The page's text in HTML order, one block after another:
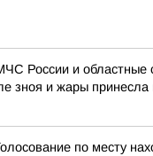
России и областные
зноя и жары
по месту